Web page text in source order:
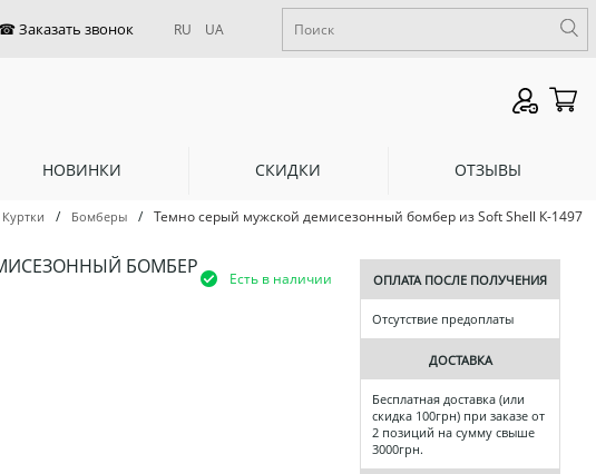
RU UA
НОВИНКИ СКИДКИ ОТЗЫВЫ
Куртки / Бомберы / Темно серый мужской демисезонный бомбер из Soft Shell К-1497
БОМБЕР
Есть в наличии ОПЛАТА ПОСЛЕ ПОЛУЧЕНИЯ
Отсутствие предоплаты
ДОСТАВКА
Бесплатная доставка (или
скидка 100грн) при заказе от
2 позиций на сумму свыше
3000грн.